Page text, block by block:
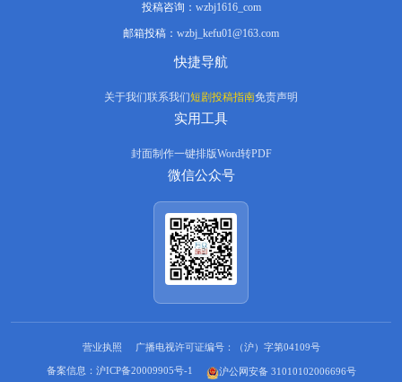
投稿咨询： wzbj1616_com
邮箱投稿： wzbj_kefu01@163.com
快捷导航
关于我们联系我们短剧投稿指南免责声明
实用工具
封面制作一键排版Word转PDF
微信公众号
营业执照 广播电视许可证编号：（沪）字第04109号
备案信息：沪ICP备20009905号-1 沪公网安备 31010102006696号